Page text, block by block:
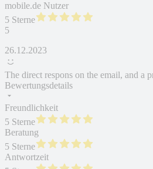
mobile.de Nutzer
5 Sterne
5
26.12.2023
The direct respons on the email, and a
Bewertungsdetails
Freundlichkeit
5 Sterne
Beratung
5 Sterne
Antwortzeit